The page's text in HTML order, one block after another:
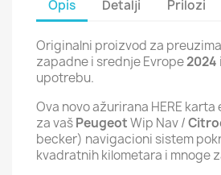
Opis Detalji Prilozi
Originalni proizvod za
zapadne i srednje Evrope2024
upotrebu.
Ova novo ažurirana HERE
za vašPeugeotWip Nav /
becker) navigacioni sistem
kvadratnih kilometara i mnoge